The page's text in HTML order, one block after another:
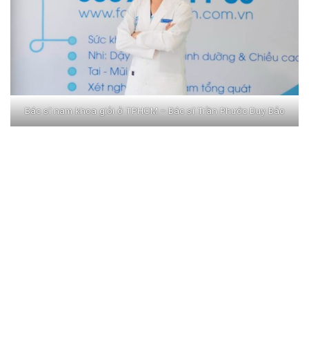
Bác sĩ nam khoa giỏi ở TPHCM – Bác sĩ Trần Phước Duy Bảo